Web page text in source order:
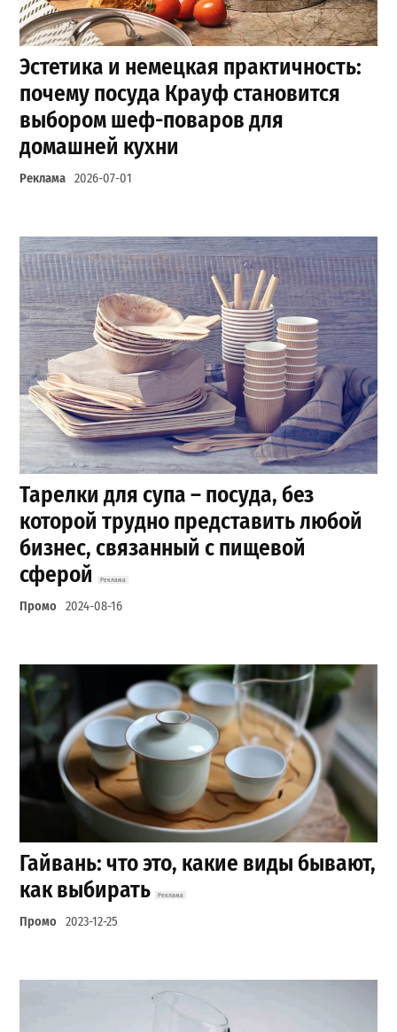
Эстетика и немецкая практичность:
почему посуда Крауф становится
выбором шеф-поваров для
домашней кухни
Реклама 2026-07-01
Тарелки для супа – посуда, без
которой трудно представить любой
бизнес, связанный с пищевой
сферой
Промо 2024-08-16
Гайвань: что это, какие виды бывают,
как выбирать
Промо 2023-12-25